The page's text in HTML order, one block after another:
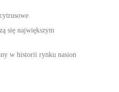
się największym
w historii rynku nasion